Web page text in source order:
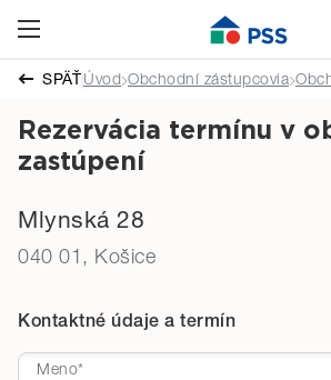
SPÄŤÚvod Obchodní zástupcovia
Rezervácia termínu v
zastúpení
Mlynská 28
040 01, Košice
Kontaktné údaje a termín
Meno*